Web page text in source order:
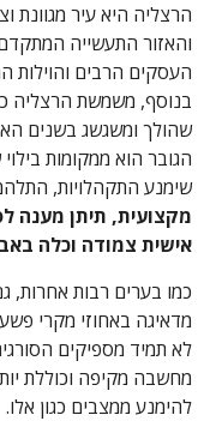
הרצליה היא עיר מגוונת
והאזור התעשייה
העסקים הרבים והוילות
בנוסף, משמשת הרצליה
שהולך ומשגשג בשנים
הגובר הוא ממקומות
שימנע התקהלויות,
מקצועית, תיתן מענה
אישית צמודה וכלה
כמו בערים רבות אחרות,
מדאיגה באחוזי מקרי
לא תמיד מספיקים
מחשבה מקיפה וכוללת
להימנע ממצבים כגון אלו.